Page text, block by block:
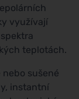
využívají
teplotách.
sušené
instantní